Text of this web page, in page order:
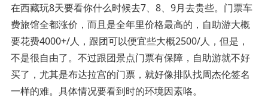
在西藏玩8天要看你什么时候去7、8、9月去贵些。门票车
费旅馆全都涨价，而且是全年里价格最高的，自助游大概
要花费4000+/人，跟团可以便宜些大概2500/人，但是，
不是很自由了。不过跟团景点门票有保障，自助游就不好
买了，尤其是布达拉宫的门票，就好像排队找周杰伦签名
一样的难。具体情况要看到时的环境因素咯。